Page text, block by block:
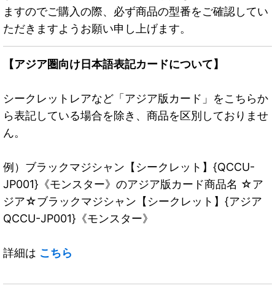
ますのでご購入の際、必ず商品の型番をご確認してい
ただきますようお願い申し上げます。
【アジア圏向け日本語表記カードについて】
シークレットレアなど「アジア版カード」をこちらか
ら表記している場合を除き、商品を区別しておりませ
ん。
例）ブラックマジシャン【シークレット】{QCCU-
JP001}《モンスター》のアジア版カード商品名 ☆ア
ジア☆ブラックマジシャン【シークレット】{アジア
QCCU-JP001}《モンスター》
詳細は こちら